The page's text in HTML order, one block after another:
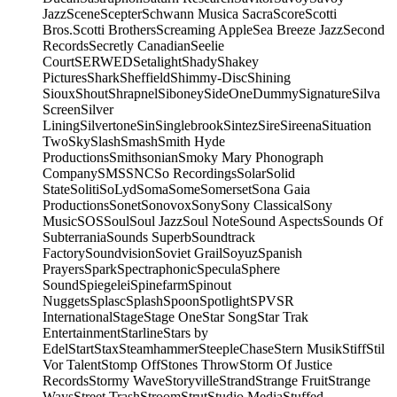
JazzSceneScepterSchwann Musica SacraScoreScotti
Bros.Scotti BrothersScreaming AppleSea Breeze JazzSecond
RecordsSecretly CanadianSeelie
CourtSERWEDSetalightShadyShakey
PicturesSharkSheffieldShimmy-DiscShining
SiouxShoutShrapnelSiboneySideOneDummySignatureSilva
ScreenSilver
LiningSilvertoneSinSinglebrookSintezSireSireenaSituation
TwoSkySlashSmashSmith Hyde
ProductionsSmithsonianSmoky Mary Phonograph
CompanySMSSNCSo RecordingsSolarSolid
StateSolitiSoLydSomaSomeSomersetSona Gaia
ProductionsSonetSonovoxSonySony ClassicalSony
MusicSOSSoulSoul JazzSoul NoteSound AspectsSounds Of
SubterraniaSounds SuperbSoundtrack
FactorySoundvisionSoviet GrailSoyuzSpanish
PrayersSparkSpectraphonicSpeculaSphere
SoundSpiegeleiSpinefarmSpinout
NuggetsSplascSplashSpoonSpotlightSPVSR
InternationalStageStage OneStar SongStar Trak
EntertainmentStarlineStars by
EdelStartStaxSteamhammerSteepleChaseStern MusikStiffStil
Vor TalentStomp OffStones ThrowStorm Of Justice
RecordsStormy WaveStoryvilleStrandStrange FruitStrange